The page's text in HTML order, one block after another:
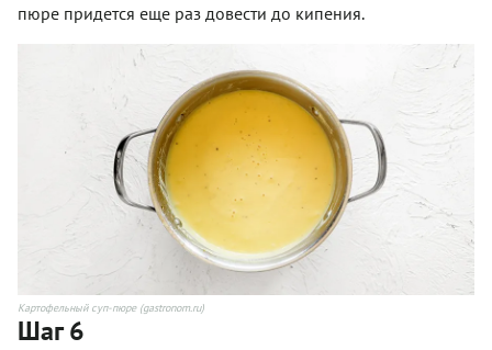
пюре придется еще раз довести до кипения.
Картофельный суп-пюре (gastronom.ru)
Шаг 6